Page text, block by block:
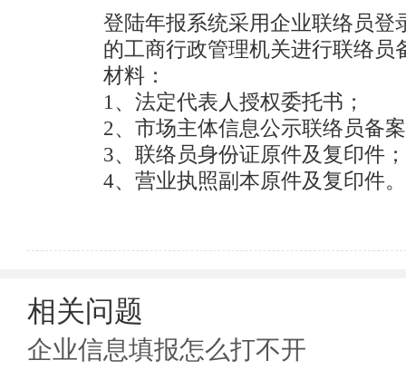
登陆年报系统采用企业联络员
的工商行政管理机关进行联络
材料：
1、法定代表人授权委托书；
2、市场主体信息公示联络员备
3、联络员身份证原件及复印件；
4、营业执照副本原件及复印件。
相关问题
企业信息填报怎么打不开